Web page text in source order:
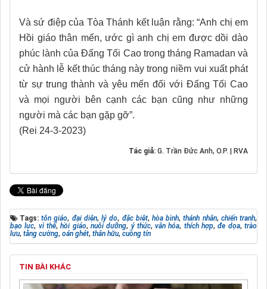
Và sứ điệp của Tòa Thánh kết luận rằng: “Anh chị em
Hồi giáo thân mến, ước gì anh chị em được dồi dào
phúc lành của Đấng Tối Cao trong tháng Ramadan và
cử hành lễ kết thúc tháng này trong niềm vui xuất phát
từ sự trung thành và yêu mến đối với Đấng Tối Cao
và mọi người bên cạnh các bạn cũng như những
người mà các bạn gặp gỡ”.
(Rei 24-3-2023)
Tác giả: G. Trần Đức Anh, O.P. | RVA
Tags:tôn giáo, đại diện,lý do, đặc biệt, hòa bình,thánh nhân, chiến tranh,
bạo lực, vì thế,hồi giáo, nuôi dưỡng, ý thức,văn hóa, thích hợp,đe dọa, trào
lưu, tăng cường, oán ghét, thân hữu, cuồng tín
TIN BÀI KHÁC